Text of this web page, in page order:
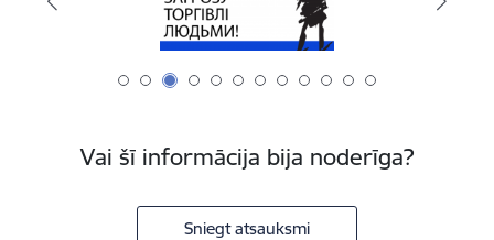
Vai šī informācija bija noderīga?
Sniegt atsauksmi